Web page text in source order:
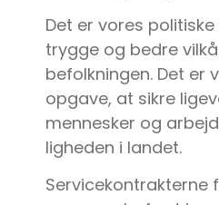
Det er vores
trygge og bedre
befolkningen. Det er
opgave, at sikre
mennesker og
ligheden i landet.
Servicekontrakterne